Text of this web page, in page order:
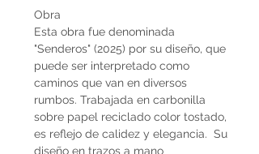
Obra
Esta obra fue denominada
"Senderos" (2025) por su diseño, que
puede ser interpretado como
caminos que van en diversos
rumbos. Trabajada en carbonilla
sobre papel reciclado color tostado,
es reflejo de calidez y elegancia. Su
diseño en trazos a mano